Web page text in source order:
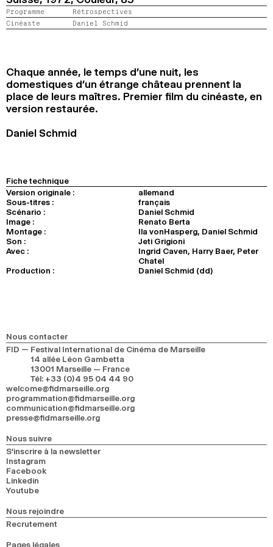
2024
2022
Programme
Rétrospectives
Cinéaste
Daniel Schmid
Chaque année, le temps d’une nuit, les
domestiques d’un étrange château prennent la
place de leurs maîtres. Premier film du cinéaste, en
version restaurée.
Daniel Schmid
Fiche technique
Version originale :
allemand
Sous-titres :
français
Scénario :
Daniel Schmid
Image :
Renato Berta
Montage :
Ila vonHasperg, Daniel Schmid
Son :
Jeti Grigioni
Avec :
Ingrid Caven, Harry Baer, Peter
Chatel
Production :
Daniel Schmid (dd)
Nous contacter
FID — Festival International de Cinéma de Marseille
14 allée Léon Gambetta
13001 Marseille — France
Tél: +33 (0)4 95 04 44 90
welcome@fidmarseille.org
programmation@fidmarseille.org
communication@fidmarseille.org
presse@fidmarseille.org
Nous suivre
S’inscrire à la newsletter
Instagram
Facebook
Linkedin
Youtube
Nous rejoindre
Recrutement
Pages légales